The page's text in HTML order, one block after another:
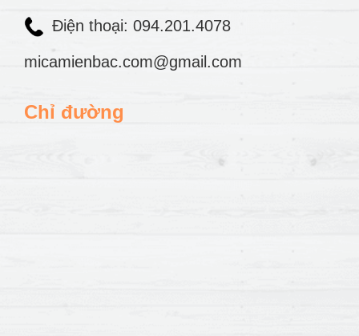
Điện thoại: 094.201.4078
micamienbac.com@gmail.com
Chỉ đường